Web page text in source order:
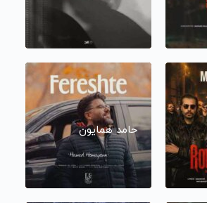
حامد همایون